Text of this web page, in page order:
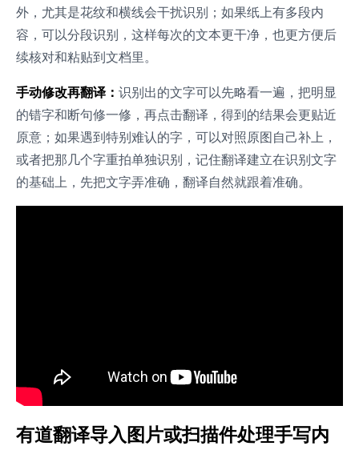
外，尤其是花纹和横线会干扰识别；如果纸上有多段内
容，可以分段识别，这样每次的文本更干净，也更方便后
续核对和粘贴到文档里。
手动修改再翻译： 识别出的文字可以先略看一遍，把明显
的错字和断句修一修，再点击翻译，得到的结果会更贴近
原意；如果遇到特别难认的字，可以对照原图自己补上，
或者把那几个字重拍单独识别，记住翻译建立在识别文字
的基础上，先把文字弄准确，翻译自然就跟着准确。
有道翻译导入图片或扫描件处理手写内